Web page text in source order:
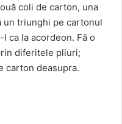
coli de carton, una
un triunghi pe cartonul
ca la acordeon. Fă o
diferitele pliuri;
carton deasupra.